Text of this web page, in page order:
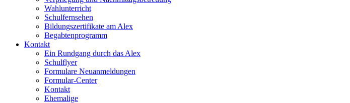
Wahlunterricht
Schulfernsehen
Bildungszertifikate am Alex
Begabtenprogramm
Kontakt
Ein Rundgang durch das Alex
Schulflyer
Formulare Neuanmeldungen
Formular-Center
Kontakt
Ehemalige